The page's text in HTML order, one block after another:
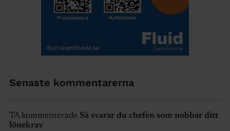
Senaste kommentarerna
TA kommenterade Så svarar du chefen som nobbar ditt
lönekrav